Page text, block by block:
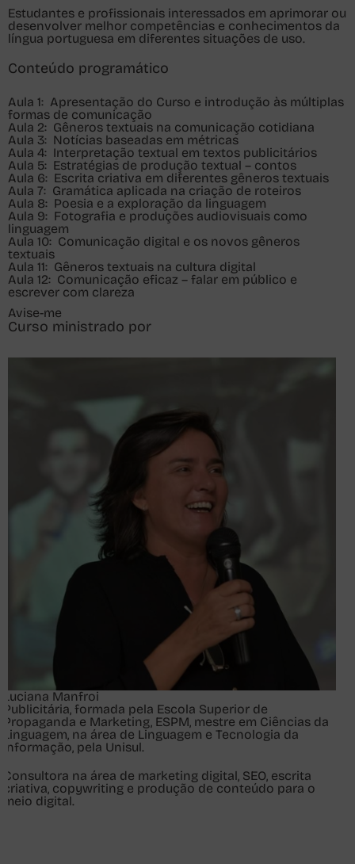
Estudantes e profissionais interessados em aprimorar ou
desenvolver melhor competências e conhecimentos da
língua portuguesa em diferentes situações de uso.
Conteúdo programático
Aula 1: Apresentação do Curso e introdução às múltiplas
formas de comunicação
Aula 2: Gêneros textuais na comunicação cotidiana
Aula 3: Notícias baseadas em métricas
Aula 4: Interpretação textual em textos publicitários
Aula 5: Estratégias de produção textual – contos
Aula 6: Escrita criativa em diferentes gêneros textuais
Aula 7: Gramática aplicada na criação de roteiros
Aula 8: Poesia e a exploração da linguagem
Aula 9: Fotografia e produções audiovisuais como
linguagem
Aula 10: Comunicação digital e os novos gêneros
textuais
Aula 11: Gêneros textuais na cultura digital
Aula 12: Comunicação eficaz – falar em público e
escrever com clareza
Avise-me
Curso ministrado por
Luciana Manfroi
Publicitária, formada pela Escola Superior de
Propaganda e Marketing, ESPM, mestre em Ciências da
Linguagem, na área de Linguagem e Tecnologia da
Informação, pela Unisul.
Consultora na área de marketing digital, SEO, escrita
criativa, copywriting e produção de conteúdo para o
meio digital.